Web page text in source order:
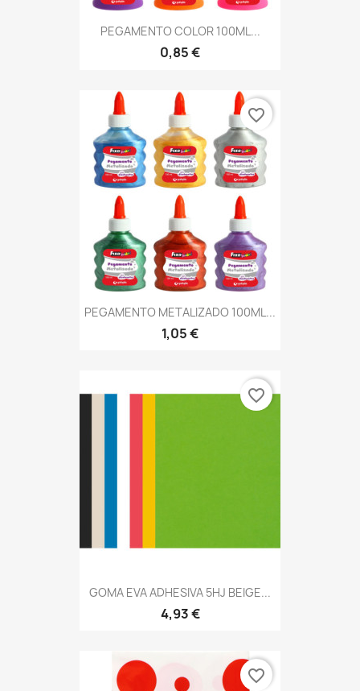
PEGAMENTO COLOR 100ML...
0,85 €
PEGAMENTO METALIZADO 100ML...
1,05 €
favorite_border
GOMA EVA ADHESIVA 5HJ BEIGE...
4,93 €
favorite_border
favorite_border